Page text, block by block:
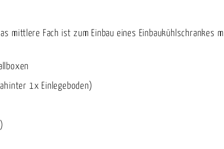
mittlere Fach ist zum Einbau eines Einbaukühlschrankes
1x Einlegeboden)